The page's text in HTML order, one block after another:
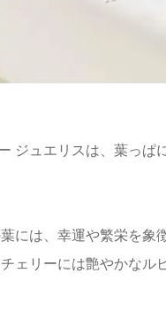
ジュエリスは、葉っ
には、幸運や繁栄を象
ェリーには艶やかなル